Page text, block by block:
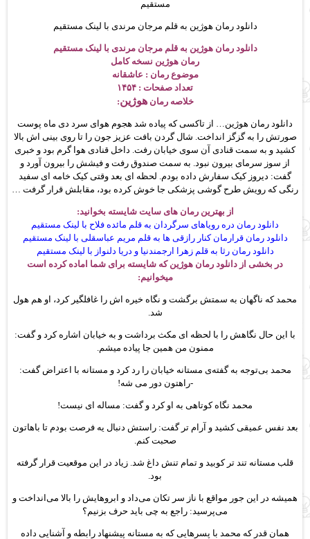
دانلود رمان هوژین به قلم مرجان مرندی با لینک مستقیم
دانلود رمان هوژین به قلم مرجان مرندی با لینک مستقیم
رمان هوژین نسخه کامل
موضوع رمان : عاشقانه
تعداد صفحات : ۱۴۵۴
خلاصه رمانهوژین:
دانلود رمان هوژین… از تاکسی که پیاده شد هجوم هوای سرد دی ماه پوست
صورتش را به گزگز انداخت. شال گردن بافت عزیز جون را تا روی بینی اش بالا
کشید و به سمت قنادی آن سوی خیابان رفت. داخل قنادی هوا گرم بود و خبری
از سوز سرمای بیرون نبود. به سمت صندوق رفت و فیشش را بیرون آورد و
گفت: دیروز کیک سفارش داده بودم. لحظه ای بعد وقتی کیک خامه ای سفید
رنگی که رویش طرح گوشی پزشکی جا خوش کرده بود، مقابلش قرار گرفت …
از بهترین رمان های سایتشایسته بخوانید:
دانلود رمان دره رویاهای سرگردان به قلم مائده فلاح با لینک مستقیم
دانلود رمان قرارمان کنار رازقی ها به قلم مریم عباسقلی با لینک مستقیم
دانلود رمان رثا به قلم زهرا ارجمندنیا و دریا دلنواز با لینک مستقیم
در بخشی از دانلود رمان هوژین که شایسته برای شما اماده کرده است
میخوانیم:
محمد که ناگهان به سمتش برگشت و نگاه خیره اش را غافلگیر کرد، او هم هول
شد.
با این حال نگاهش را با لحظه ای مکث برداشت و به خیابان اشاره کرد و گفت:
ممنون من همین جا پیاده میشم.
محمد بی‌توجه به گفته‌ی مستانه خیابان را رد کرد و مستانه با اعتراض گفت:
-راهتون دور می شه!
محمد نگاه کوتاهی به او کرد و گفت: مساله ای نیست!
بعد نفس عمیقی کشید و آرام تر گفت: راستش دنبال یه فرصت بودم تا باهاتون
صحبت کنم.
قلب مستانه تند تر کوبید و تمام تنش داغ شد. زیاد در این موقعیت قرار گرفته
بود.
همیشه در این جور مواقع با ناز سر تکان می‌داد و ابروهایش را بالا می‌انداخت و
می‌پرسید: راجع به چی باید حرف بزنیم؟
همان قدر که محمد با پسرهایی که به مستانه پیشنهاد رابطه و آشنایی داده